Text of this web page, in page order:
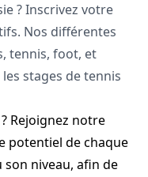
? Inscrivez votre
Nos différentes
tennis, foot, et
stages de tennis
Rejoignez notre
potentiel de chaque
niveau, afin de